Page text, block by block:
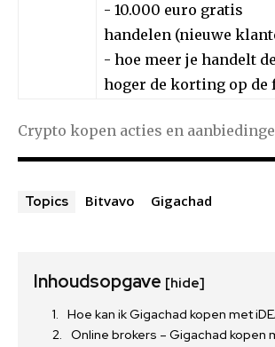
- 10.000 euro gratis
handelen (nieuwe
- hoe meer je handelt
hoger de korting op de
Crypto kopen acties en
Topics Bitvavo Gigachad
Inhoudsopgave [hide]
Hoe kan ik Gigachad kopen met
Online brokers – Gigachad kopen